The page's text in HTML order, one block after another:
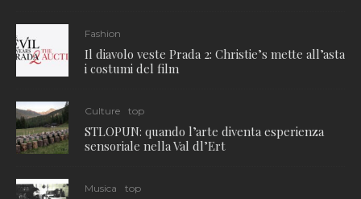
Fashion
Il diavolo veste Prada 2: Christie’s mette all’asta
i costumi del film
Culture top
STLOPUN: quando l’arte diventa esperienza
sensoriale nella Val dl’Ert
Musica top